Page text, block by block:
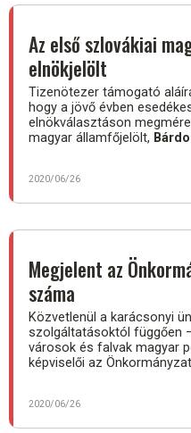
Az első szlovákiai
elnökjelölt
Tizenötezer támogató
hogy a jövő évben
elnökválasztáson
magyar államfőjelölt,
2020/06/26
Megjelent az
száma
Közvetlenül a karácsonyi
szolgáltatásoktól függően
városok és falvak magyar
képviselői az
2020/06/26